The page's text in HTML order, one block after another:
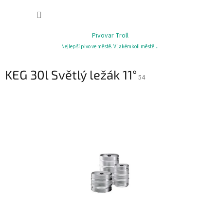
Pivovar Troll
Nejlepší pivo ve městě. V jakémkoli městě...
KEG 30l Světlý ležák 11° 54